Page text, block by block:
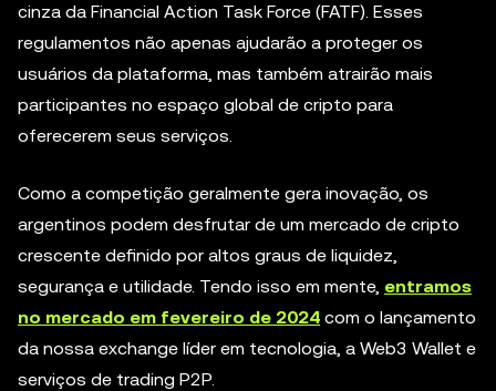
cinza da Financial Action Task Force (FATF). Esses
regulamentos não apenas ajudarão a proteger os
usuários da plataforma, mas também atrairão mais
participantes no espaço global de cripto para
oferecerem seus serviços.
Como a competição geralmente gera inovação, os
argentinos podem desfrutar de um mercado de cripto
crescente definido por altos graus de liquidez,
segurança e utilidade. Tendo isso em mente, entramos
no mercado em fevereiro de 2024 com o lançamento
da nossa exchange líder em tecnologia, a Web3 Wallet e
serviços de trading P2P.